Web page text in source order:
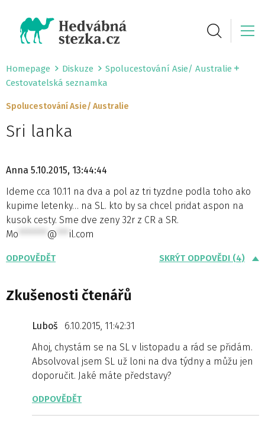
Homepage Diskuze
Spolucestování Asie/ Australie
Cestovatelská seznamka
Spolucestování Asie/ Australie
Sri lanka
Anna 5.10.2015, 13:44:44
Ideme cca 10.11 na dva a pol az tri tyzdne podla toho ako
kupime letenky… na SL. kto by sa chcel pridat aspon na
kusok cesty. Sme dve zeny 32r z CR a SR.
Mo ******* @ *** il.com
ODPOVĚDĚT SKRÝT ODPOVĚDI (4)
Zkušenosti čtenářů
Luboš
6.10.2015, 11:42:31
Ahoj, chystám se na SL v listopadu a rád se přidám.
Absolvoval jsem SL už loni na dva týdny a můžu jen
doporučit. Jaké máte představy?
ODPOVĚDĚT